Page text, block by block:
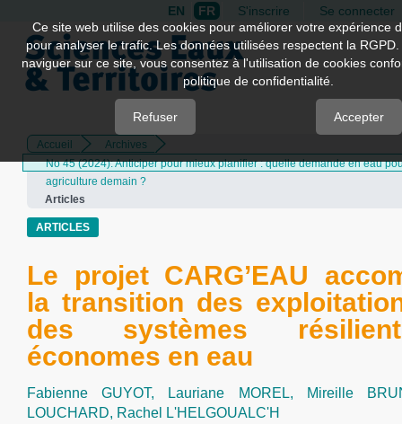
Quick
jump
page
Main
Navigation
Main
Content
Sidebar
EN FR S'inscrire Se connecter
Accueil
Archives
No 45 (2024): Anticiper pour mieux planifier : quelle demande en eau
agriculture demain ?
Articles
ARTICLES
Le projet CARG’EAU
la transition des
des systèmes
économes en eau
Fabienne GUYOT, Lauriane MOREL,
Mireille
LOUCHARD, Rachel L'HELGOUALC'H
Ce site web utilise des cookies pour améliorer votre expérience
pour analyser le trafic. Les données utilisées respectent la
naviguer sur ce site, vous consentez à l'utilisation de cookies
politique de confidentialité.
Refuser Accepter